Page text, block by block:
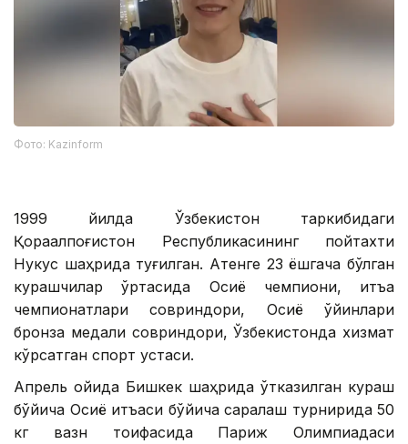
Фото: Kazinform
1999 йилда Ўзбекистон таркибидаги
Қорақалпоғистон Республикасининг пойтахти
Нукус шаҳрида туғилган. Ақтенге 23 ёшгача бўлган
курашчилар ўртасида Осиё чемпиони, қитъа
чемпионатлари совриндори, Осиё ўйинлари
бронза медали совриндори, Ўзбекистонда хизмат
кўрсатган спорт устаси.
Апрель ойида Бишкек шаҳрида ўтказилган кураш
бўйича Осиё қитъаси бўйича саралаш турнирида 50
кг вазн тоифасида Париж Олимпиадаси